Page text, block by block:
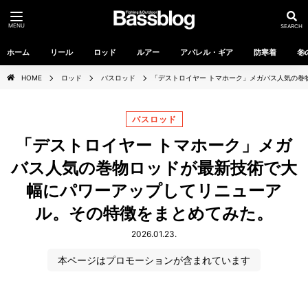
ホーム リール ロッド ルアー アパレル・ギア 防寒着 冬
MENU SEARCH
HOME ロッド バスロッド 「デストロイヤー トマホーク」メガバス人気の
「デストロイヤー トマホーク」メガ
バス人気の巻物ロッドが最新技術で大
幅にパワーアップしてリニューア
ル。その特徴をまとめてみた。
バスロッド
2026.01.23.